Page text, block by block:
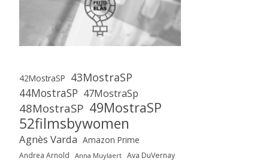
42MostraSP 43MostraSP
44MostraSP 47MostraSp
48MostraSP 49MostraSP
52filmsbywomen
Agnès Varda Amazon Prime
Andrea Arnold Anna Muylaert Ava DuVernay